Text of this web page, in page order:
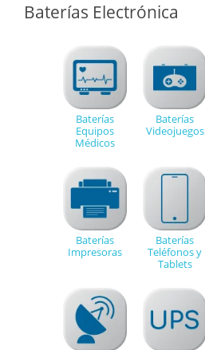
Baterías Electrónica
Baterías
Equipos
Médicos
Baterías
Videojuegos
Baterías
Impresoras
Baterías
Teléfonos y
Tablets